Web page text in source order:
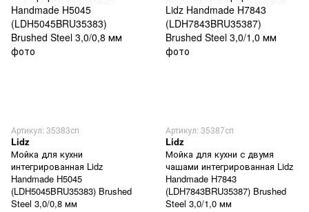
Артикул: 35383сп
Lidz
Мойка для кухни
интегрированная Lidz
Handmade H5045
(LDH5045BRU35383) Brushed
Steel 3,0/0,8 мм
Артикул: 35387сп
Lidz
Мойка для кухни с двумя
чашами интегрированная Lidz
Handmade H7843
(LDH7843BRU35387) Brushed
Steel 3,0/1,0 мм